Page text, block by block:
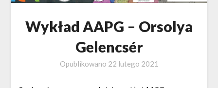
Wykład AAPG – Orsolya
Gelencsér
Opublikowano 22 lutego 2021